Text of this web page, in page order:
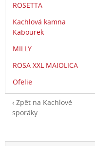
ROSETTA
Kachlová kamna
Kabourek
MILLY
ROSA XXL MAIOLICA
Ofelie
Zpět na Kachlové
sporáky